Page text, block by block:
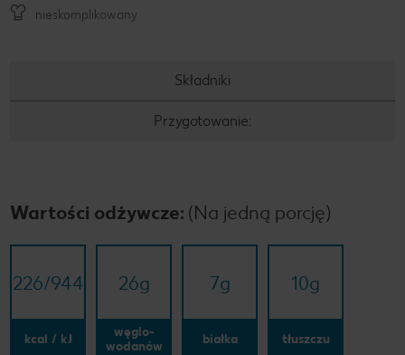
nieskomplikowany
Składniki
Przygotowanie:
Wartości odżywcze: (Na jedną porcję)
226/​944
kcal / kJ
26g
węglo-
wodanów
7g
białka
10g
tłuszczu